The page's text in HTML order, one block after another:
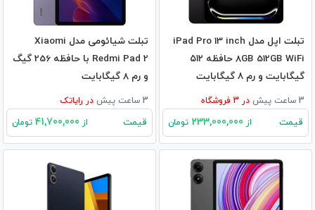
تبلت اپل مدل iPad Pro 13 inch
8GB 512GB WiFi حافظه ۵۱۲
گیگابایت و رم ۸ گیگابایت
3 ساعت پیش در فروشگاه
قیمت از تومان
تبلت شیائومی مدل Xiaomi
Redmi Pad 2 با حافظه 256 گیگ
و رم 8 گیگابایت
3 ساعت پیش در رایاتک
قیمت از تومان